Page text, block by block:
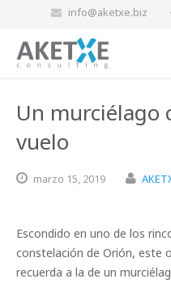
info@aketxe.biz
Un murciélago
vuelo
marzo 15, 2019
Escondido en uno de los
constelación de Orión, este
recuerda a la de un